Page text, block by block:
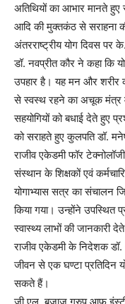
अतिथियों का आभार मानते
आदि की मुक्तकंठ से सराहना
अंतरराष्ट्रीय योग दिवस पर
डॉ. नवप्रीत कौर ने कहा कि
उपहार है। यह मन और शरीर
से स्वस्थ रहने का अचूक मंत्र
सहयोगियों को बधाई देते हुए
को सराहते हुए कुलपति डॉ.
राजीव एकेडमी फॉर
संस्थान के शिक्षकों एवं
योगाभ्यास सत्र का संचालन
किया गया। उन्होंने उपस्थित
स्वास्थ्य लाभों की जानकारी
राजीव एकेडमी के निदेशक
जीवन से एक घण्टा प्रतिदिन
सकते हैं।